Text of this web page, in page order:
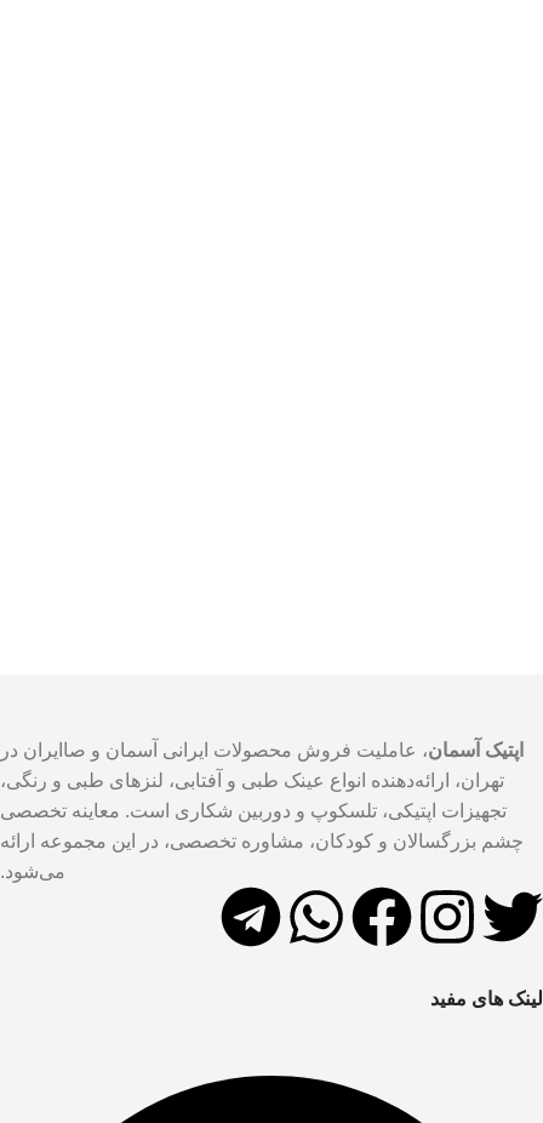
اپتیک آسمان، عاملیت فروش محصولات ایرانی آسمان و صاایران در
تهران، ارائه‌دهنده انواع عینک طبی و آفتابی، لنزهای طبی و رنگی،
تجهیزات اپتیکی، تلسکوپ و دوربین شکاری است. معاینه تخصصی
چشم بزرگسالان و کودکان، مشاوره تخصصی، در این مجموعه ارائه
می‌شود.
لینک های مفید